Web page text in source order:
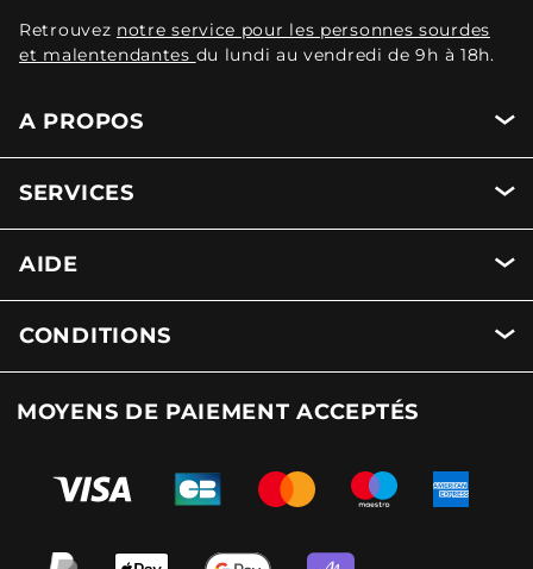
Retrouvez notre service pour les personnes sourdes
et malentendantes du lundi au vendredi de 9h à 18h.
A PROPOS
SERVICES
AIDE
CONDITIONS
MOYENS DE PAIEMENT ACCEPTÉS